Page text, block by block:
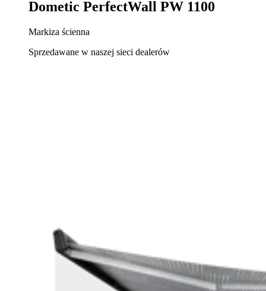
Dometic PerfectWall PW 1100
Markiza ścienna
Sprzedawane w naszej sieci dealerów